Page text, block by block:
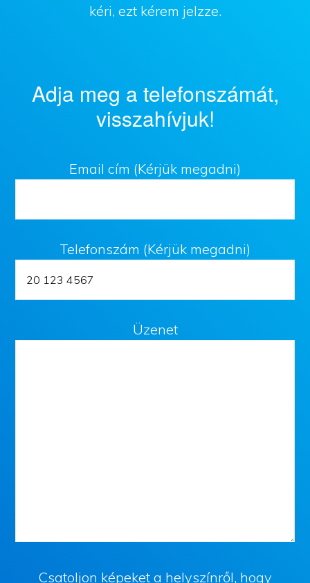
kéri, ezt kérem jelzze.
Adja meg a telefonszámát,
visszahívjuk!
Email cím (Kérjük megadni)
Telefonszám (Kérjük megadni)
Üzenet
Csatoljon képeket a helyszínről, hogy